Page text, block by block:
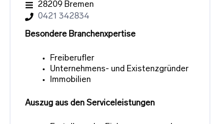
28209 Bremen
0421 342834
Besondere Branchenxpertise
Freiberufler
Unternehmens- und Existenzgründer
Immobilien
Auszug aus den Serviceleistungen